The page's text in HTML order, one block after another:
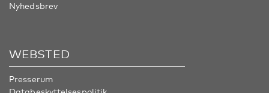
Nyhedsbrev
WEBSTED
Presserum